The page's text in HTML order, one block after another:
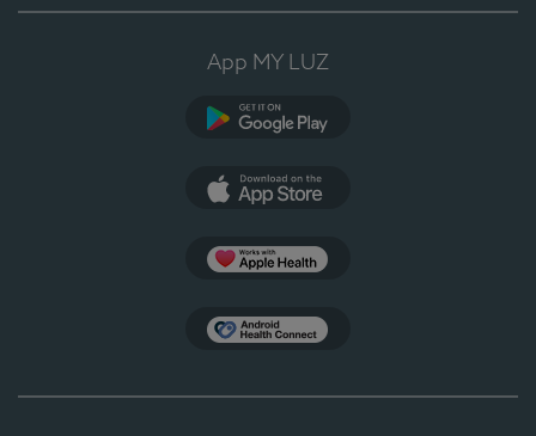
App MY LUZ